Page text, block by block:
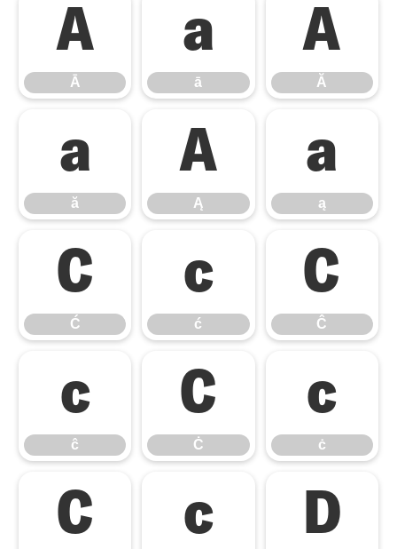
Ā
Ā
ā
ā
Ă
Ă
ă
ă
Ą
Ą
ą
ą
Ć
Ć
ć
ć
Ĉ
Ĉ
ĉ
ĉ
Ċ
Ċ
ċ
ċ
Č č Ď